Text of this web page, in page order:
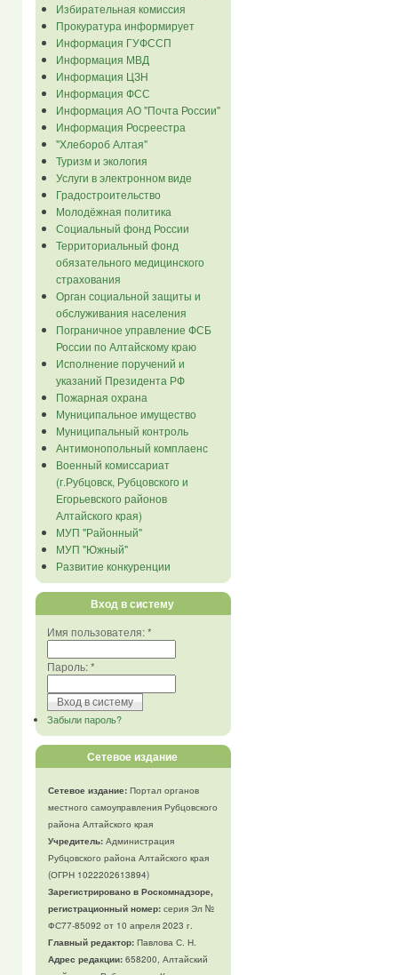
Избирательная комиссия
Прокуратура информирует
Информация ГУФССП
Информация МВД
Информация ЦЗН
Информация ФСС
Информация АО "Почта России"
Информация Росреестра
"Хлебороб Алтая"
Туризм и экология
Услуги в электронном виде
Градостроительство
Молодёжная политика
Социальный фонд России
Территориальный фонд
обязательного медицинского
страхования
Орган социальной защиты и
обслуживания населения
Пограничное управление ФСБ
России по Алтайскому краю
Исполнение поручений и
указаний Президента РФ
Пожарная охрана
Муниципальное имущество
Муниципальный контроль
Антимонопольный комплаенс
Военный комиссариат
(г.Рубцовск, Рубцовского и
Егорьевского районов
Алтайского края)
МУП "Районный"
МУП "Южный"
Развитие конкуренции
Вход в систему
Имя пользователя:*
Пароль:*
Забыли пароль?
Сетевое издание
Сетевое издание:Портал органов
местного самоуправления Рубцовского
района Алтайского края
Учредитель:Администрация
Рубцовского района Алтайского края
(ОГРН 1022202613894)
Зарегистрировано в Роскомнадзоре,
регистрационный номер:серия Эл №
ФС77-85092 от 10 апреля 2023 г.
Главный редактор:Павлова С. Н.
Адрес редакции:658200, Алтайский